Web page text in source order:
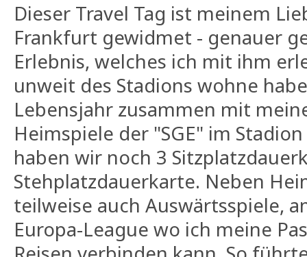
Dieser Travel Tag ist meinem
Frankfurt gewidmet - genauer
Erlebnis, welches ich mit ihm
unweit des Stadions wohne
Lebensjahr zusammen mit
Heimspiele der "SGE" im
haben wir noch 3
Stehplatzdauerkarte. Neben
teilweise auch Auswärtsspiele,
Europa-League wo ich meine